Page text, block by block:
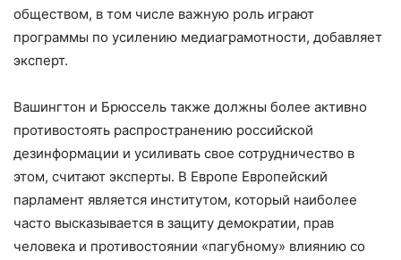
обществом, в том числе важную роль играют
программы по усилению медиаграмотности, добавляет
эксперт.
Вашингтон и Брюссель также должны более активно
противостоять распространению российской
дезинформации и усиливать свое сотрудничество в
этом, считают эксперты. В Европе Европейский
парламент является институтом, который наиболее
часто высказывается в защиту демократии, прав
человека и противостоянии «пагубному» влиянию со